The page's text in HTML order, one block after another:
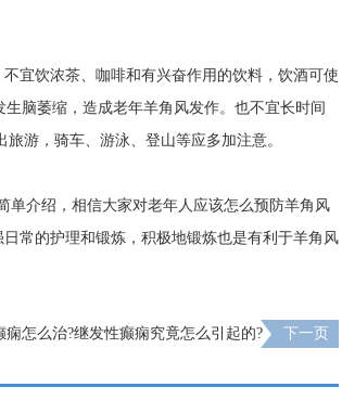
宜饮浓茶、咖啡和有兴奋作用的饮料，饮酒可使
脑萎缩，造成老年羊角风发作。也不宜长时间
游，骑车、游泳、登山等应多加注意。
单介绍，相信大家对老年人应该怎么预防羊角风
常的护理和锻炼，积极地锻炼也是有利于羊角风
痫怎么治?继发性癫痫究竟怎么引起的? 下一页